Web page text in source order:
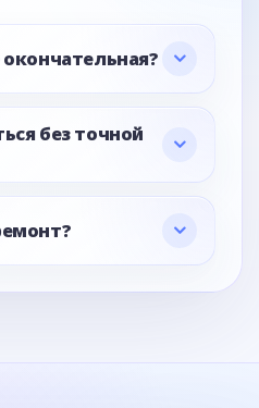
без точной